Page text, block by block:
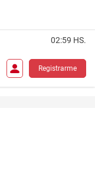
02:59 HS.
Registrarme